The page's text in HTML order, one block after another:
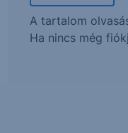
A tartalom
Ha nincs még